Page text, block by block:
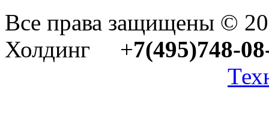
Все права защищены ©
Холдинг +7(495)748-